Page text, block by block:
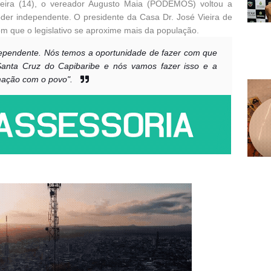
(14), o vereador Augusto Maia (PODEMOS) voltou a
independente. O presidente da Casa Dr. José Vieira de
que o legislativo se aproxime mais da população.
Nós temos a oportunidade de fazer com que
Cruz do Capibaribe e nós vamos fazer isso e a
com o povo".